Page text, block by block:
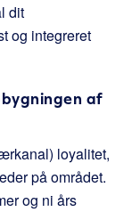
dit
og integreret
af
loyalitet,
på området.
og ni års